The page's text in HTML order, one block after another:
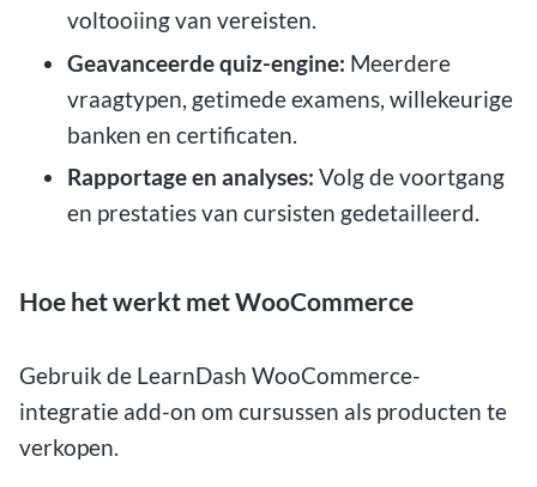
voltooiing van vereisten.
Geavanceerde quiz-engine: Meerdere
vraagtypen, getimede examens, willekeurige
banken en certificaten.
Rapportage en analyses: Volg de voortgang
en prestaties van cursisten gedetailleerd.
Hoe het werkt met WooCommerce
Gebruik de LearnDash WooCommerce-
integratie add-on om cursussen als producten te
verkopen.